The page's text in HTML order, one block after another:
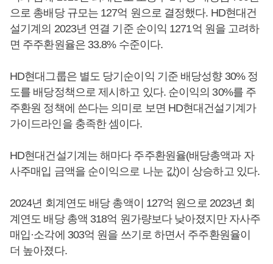
으로 총배당 규모는 127억 원으로 결정했다. HD현대건
설기계의 2023년 연결 기준 순이익 1271억 원을 고려하
면 주주환원율은 33.8% 수준이다.
HD현대그룹은 별도 당기순이익 기준 배당성향 30% 정
도를 배당정책으로 제시하고 있다. 순이익의 30%를 주
주환원 정책에 쓴다는 의미로 보면 HD현대건설기계가
가이드라인을 충족한 셈이다.
HD현대건설기계는 해마다 주주환원율(배당총액과 자
사주매입 금액을 순이익으로 나눈 값)이 상승하고 있다.
2024년 회계연도 배당 총액이 127억 원으로 2023년 회
계연도 배당 총액 318억 원가량보다 낮아졌지만 자사주
매입·소각에 303억 원을 쓰기로 하면서 주주환원율이
더 높아졌다.